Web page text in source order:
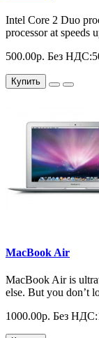
Intel Core 2 Duo
processor at speeds
500.00р. Без
Купить
MacBook Air
MacBook Air is
else. But you don’t
1000.00р. Без